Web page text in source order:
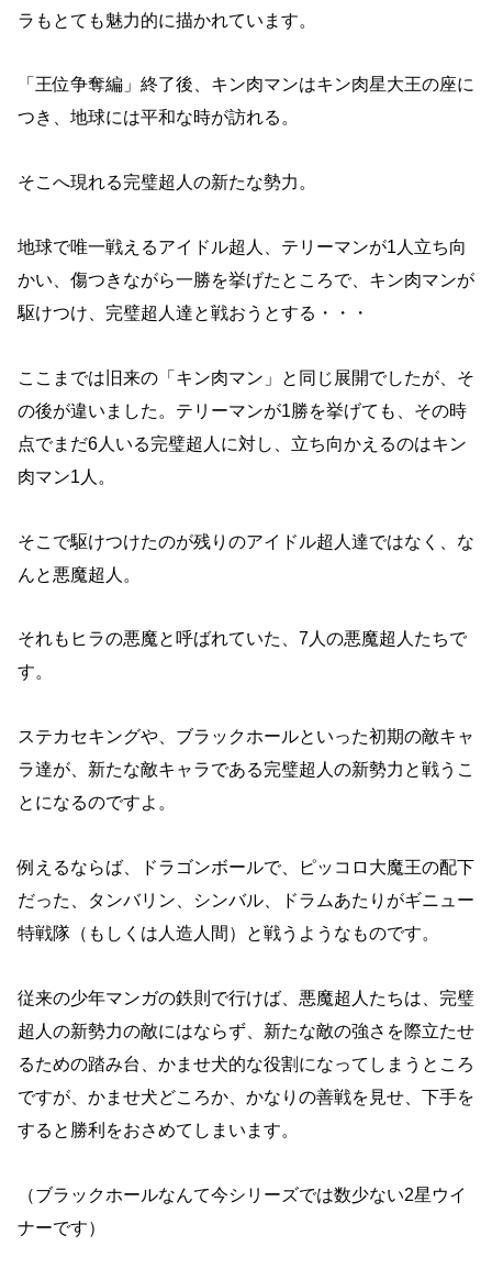
ラもとても魅力的に描かれています。
「王位争奪編」終了後、キン肉マンはキン肉星大王の座に
つき、地球には平和な時が訪れる。
そこへ現れる完璧超人の新たな勢力。
地球で唯一戦えるアイドル超人、テリーマンが1人立ち向
かい、傷つきながら一勝を挙げたところで、キン肉マンが
駆けつけ、完璧超人達と戦おうとする・・・
ここまでは旧来の「キン肉マン」と同じ展開でしたが、そ
の後が違いました。テリーマンが1勝を挙げても、その時
点でまだ6人いる完璧超人に対し、立ち向かえるのはキン
肉マン1人。
そこで駆けつけたのが残りのアイドル超人達ではなく、な
んと悪魔超人。
それもヒラの悪魔と呼ばれていた、7人の悪魔超人たちで
す。
ステカセキングや、ブラックホールといった初期の敵キャ
ラ達が、新たな敵キャラである完璧超人の新勢力と戦うこ
とになるのですよ。
例えるならば、ドラゴンボールで、ピッコロ大魔王の配下
だった、タンバリン、シンバル、ドラムあたりがギニュー
特戦隊（もしくは人造人間）と戦うようなものです。
従来の少年マンガの鉄則で行けば、悪魔超人たちは、完璧
超人の新勢力の敵にはならず、新たな敵の強さを際立たせ
るための踏み台、かませ犬的な役割になってしまうところ
ですが、かませ犬どころか、かなりの善戦を見せ、下手を
すると勝利をおさめてしまいます。
（ブラックホールなんて今シリーズでは数少ない2星ウイ
ナーです）